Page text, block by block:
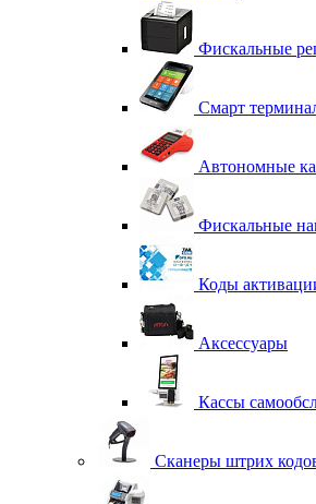
Фискальные
Смарт
Автономные
Фискальные
Коды
Аксессуары
Кассы
Сканеры штрих